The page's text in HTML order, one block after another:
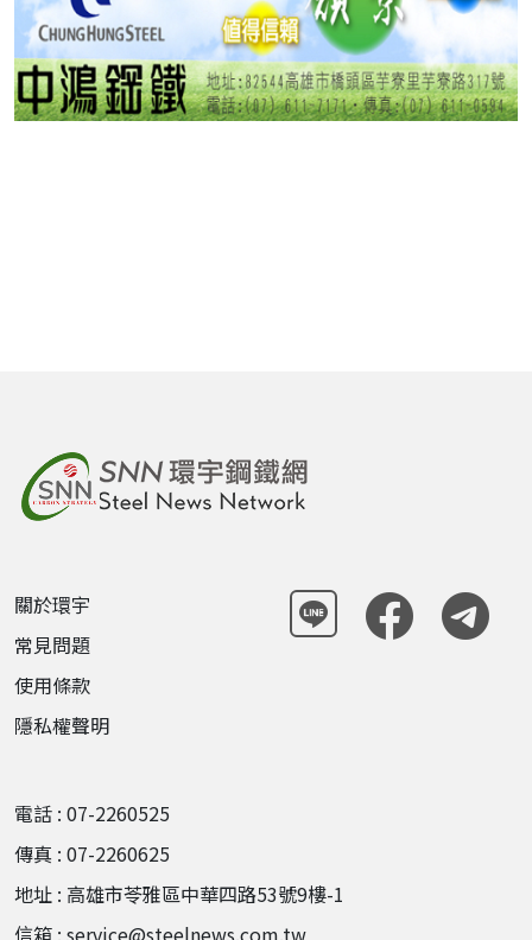
關於環宇
常見問題
使用條款
隱私權聲明
電話 : 07-2260525
傳真 : 07-2260625
地址 : 高雄市苓雅區中華四路53號9樓-1
信箱 : service@steelnews.com.tw